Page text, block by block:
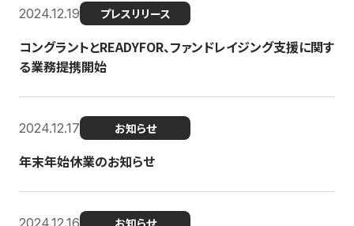
2024.12.19 プレスリリース
コングラントとREADYFOR、ファンドレイジング支援に関す
る業務提携開始
2024.12.17 お知らせ
年末年始休業のお知らせ
2024.12.16 お知らせ